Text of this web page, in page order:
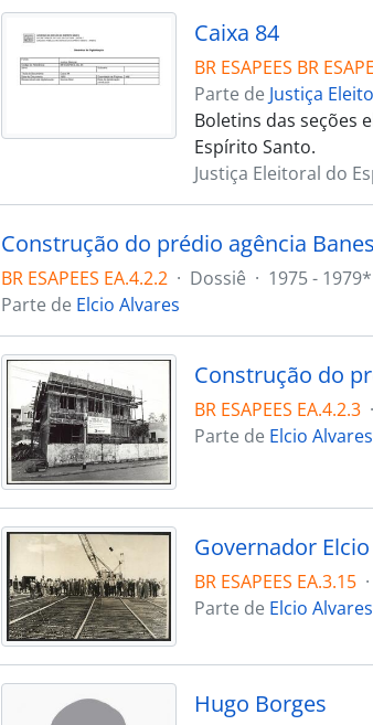
Caixa 84
BR ESAPEES BR
Parte de Justiça
Boletins das seções
Espírito Santo.
Justiça Eleitoral do
Construção do prédio agência
BR ESAPEES EA.4.2.2 · Dossiê · 1975 - 1979*
Parte de Elcio Alvares
BR ESAPEES EA.4.2.3 ·
Parte de Elcio Alvares
BR ESAPEES EA.3.15 ·
Parte de Elcio Alvares
Hugo Borges